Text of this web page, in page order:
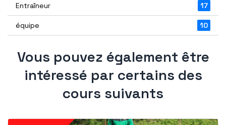
Entraîneur 17
équipe 10
Vous pouvez également être
intéressé par certains des
cours suivants